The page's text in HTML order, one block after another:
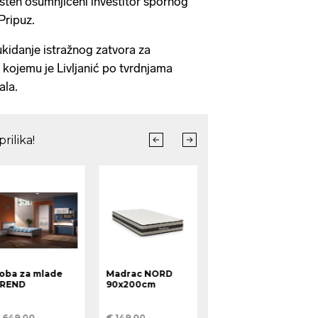
istražnog zatvora za
je Livljanić po tvrdnjama